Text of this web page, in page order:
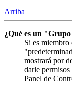
Arriba
¿Qué es un
Si es miembro
mostrará por
darle
Panel de